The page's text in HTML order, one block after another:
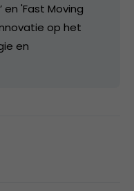
en 'Fast Moving
op het
en